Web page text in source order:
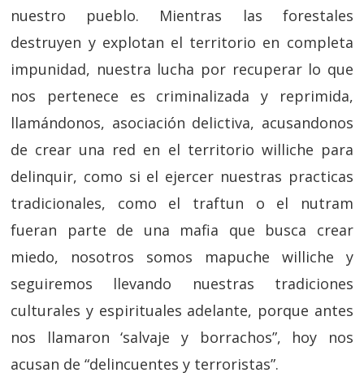
nuestro pueblo. Mientras las forestales
destruyen y explotan el territorio en completa
impunidad, nuestra lucha por recuperar lo que
nos pertenece es criminalizada y reprimida,
llamándonos, asociación delictiva, acusandonos
de crear una red en el territorio williche para
delinquir, como si el ejercer nuestras practicas
tradicionales, como el traftun o el nutram
fueran parte de una mafia que busca crear
miedo, nosotros somos mapuche williche y
seguiremos llevando nuestras tradiciones
culturales y espirituales adelante, porque antes
nos llamaron ‘salvaje y borrachos”, hoy nos
acusan de “delincuentes y terroristas”.